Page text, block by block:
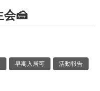
会🍰
早期入居可 活動報告